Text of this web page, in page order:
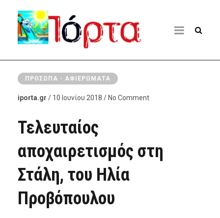
ΠΡΌΣΩΠΑ - ΑΦΙΕΡΏΜΑΤΑ
iporta.gr / 10 Ιουνίου 2018 / No Comment
Τελευταίος
αποχαιρετισμός στη
Στάλη, του Ηλία
Προβόπουλου